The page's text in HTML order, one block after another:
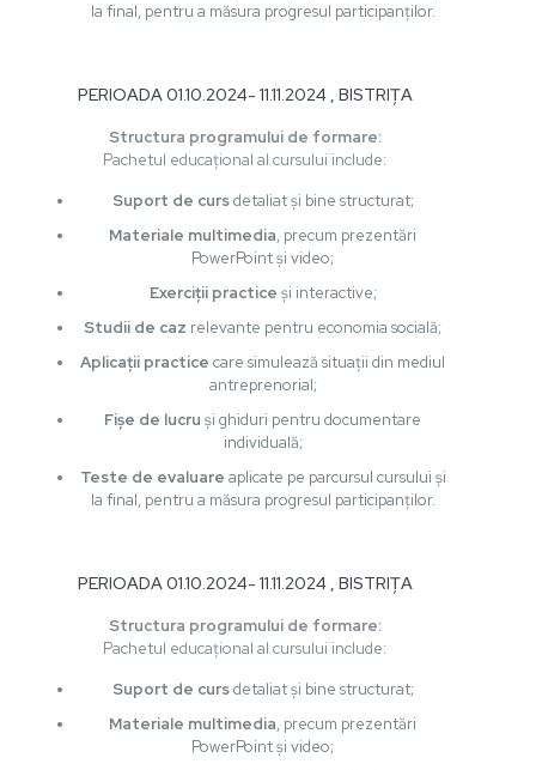
la final, pentru a măsura progresul participanților.
PERIOADA 01.10.2024- 11.11.2024 , BISTRIȚA
Structura programului de formare:
Pachetul educațional al cursului include:
Suport de cursdetaliat și bine structurat;
Materiale multimedia, precum prezentări
PowerPoint și video;
Exerciții practice și interactive;
Studii de caz relevante pentru economia socială;
Aplicații practice care simulează situații din mediul
antreprenorial;
Fișe de lucru și ghiduri pentru documentare
individuală;
Teste de evaluare aplicate pe parcursul cursului și
la final, pentru a măsura progresul participanților.
PERIOADA 01.10.2024- 11.11.2024 , BISTRIȚA
Structura programului de formare:
Pachetul educațional al cursului include:
Suport de cursdetaliat și bine structurat;
Materiale multimedia, precum prezentări
PowerPoint și video;